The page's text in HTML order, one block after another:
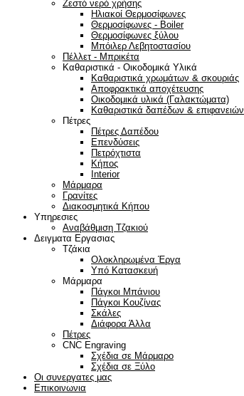
Ζεστό νερό χρήσης
Ηλιακοί Θερμοσίφωνες
Θερμοσίφωνες - Boiler
Θερμοσίφωνες ξύλου
Μπόιλερ Λεβητοστασίου
Πέλλετ - Μπρικέτα
Καθαριστικά - Οικοδομικά Υλικά
Καθαριστικά χρωμάτων & σκουριάς
Αποφρακτικά αποχέτευσης
Οικοδομικά υλικά (Γαλακτώματα)
Καθαριστικά δαπέδων & επιφανειών
Πέτρες
Πέτρες Δαπέδου
Επενδύσεις
Πετρόχτιστα
Κήπος
Interior
Μάρμαρα
Γρανίτες
Διακοσμητικά Κήπου
Υπηρεσιες
Αναβάθμιση Τζακιού
Δειγματα Εργασιας
Τζάκια
Ολοκληρωμένα Έργα
Υπό Κατασκευή
Μάρμαρα
Πάγκοι Μπάνιου
Πάγκοι Κουζίνας
Σκάλες
Διάφορα Άλλα
Πέτρες
CNC Engraving
Σχέδια σε Μάρμαρο
Σχέδια σε Ξύλο
Οι συνεργατες μας
Επικοινωνια